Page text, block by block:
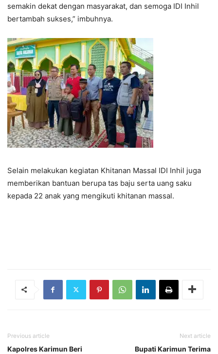
semakin dekat dengan masyarakat, dan semoga IDI Inhil
bertambah sukses,” imbuhnya.
Selain melakukan kegiatan Khitanan Massal IDI Inhil juga
memberikan bantuan berupa tas baju serta uang saku
kepada 22 anak yang mengikuti khitanan massal.
Previous article
Kapolres Karimun Beri
Next article
Bupati Karimun Terima